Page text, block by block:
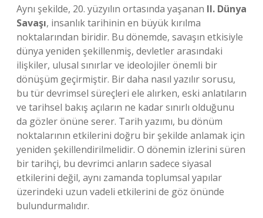
Aynı şekilde, 20. yüzyılın ortasında yaşanan II. Dünya
Savaşı, insanlık tarihinin en büyük kırılma
noktalarından biridir. Bu dönemde, savaşın etkisiyle
dünya yeniden şekillenmiş, devletler arasındaki
ilişkiler, ulusal sınırlar ve ideolojiler önemli bir
dönüşüm geçirmiştir. Bir daha nasıl yazılır sorusu,
bu tür devrimsel süreçleri ele alırken, eski anlatıların
ve tarihsel bakış açıların ne kadar sınırlı olduğunu
da gözler önüne serer. Tarih yazımı, bu dönüm
noktalarının etkilerini doğru bir şekilde anlamak için
yeniden şekillendirilmelidir. O dönemin izlerini süren
bir tarihçi, bu devrimci anların sadece siyasal
etkilerini değil, aynı zamanda toplumsal yapılar
üzerindeki uzun vadeli etkilerini de göz önünde
bulundurmalıdır.